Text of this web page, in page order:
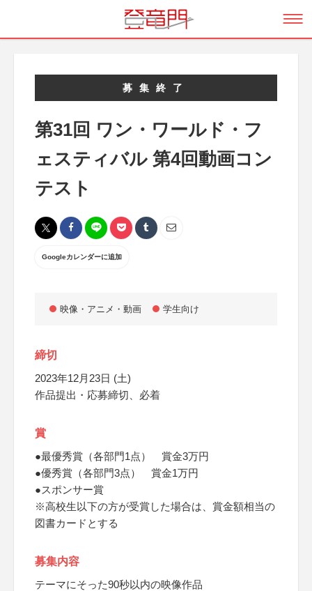
募集終了
第31回 ワン・ワールド・フ
ェスティバル 第4回動画コン
テスト
Googleカレンダーに追加
映像・アニメ・動画 学生向け
締切
2023年12月23日 (土)
作品提出・応募締切、必着
賞
●最優秀賞（各部門1点） 賞金3万円
●優秀賞（各部門3点） 賞金1万円
●スポンサー賞
※高校生以下の方が受賞した場合は、賞金額相当の
図書カードとする
募集内容
テーマにそった90秒以内の映像作品